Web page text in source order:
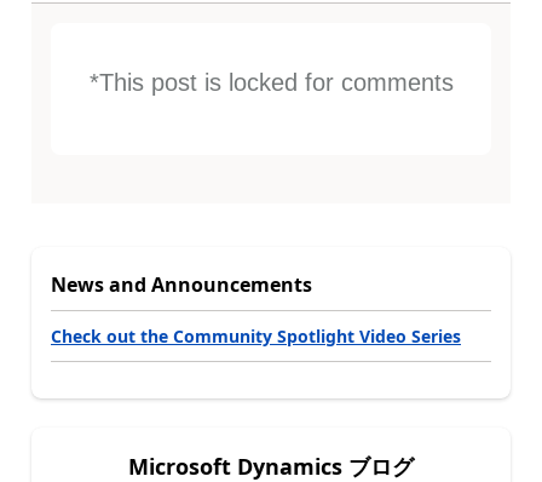
*This post is locked for comments
News and Announcements
Check out the Community Spotlight Video Series
Microsoft Dynamics ブログ